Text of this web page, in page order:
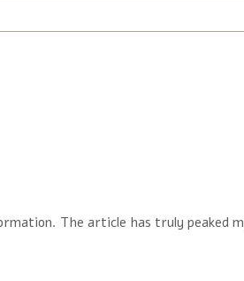
The article has truly peaked